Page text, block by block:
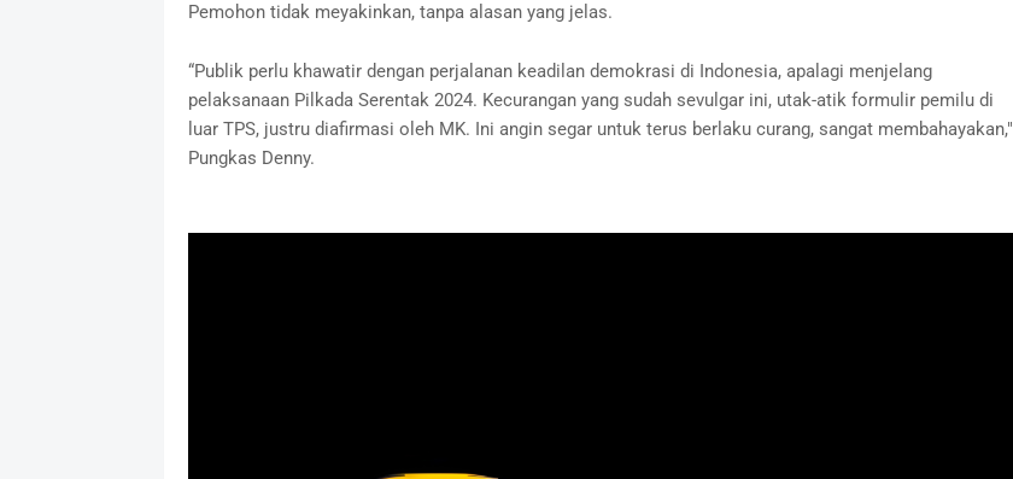
Pemohon tidak meyakinkan, tanpa alasan yang jelas.
“Publik perlu khawatir dengan perjalanan keadilan demokrasi di Indonesia, apalagi menjelang
pelaksanaan Pilkada Serentak 2024. Kecurangan yang sudah sevulgar ini, utak-atik formulir pemilu di
luar TPS, justru diafirmasi oleh MK. Ini angin segar untuk terus berlaku curang, sangat membahayakan,"
Pungkas Denny.